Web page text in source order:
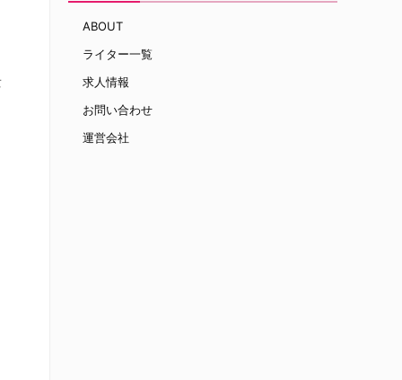
ABOUT
ライター一覧
求人情報
お問い合わせ
運営会社